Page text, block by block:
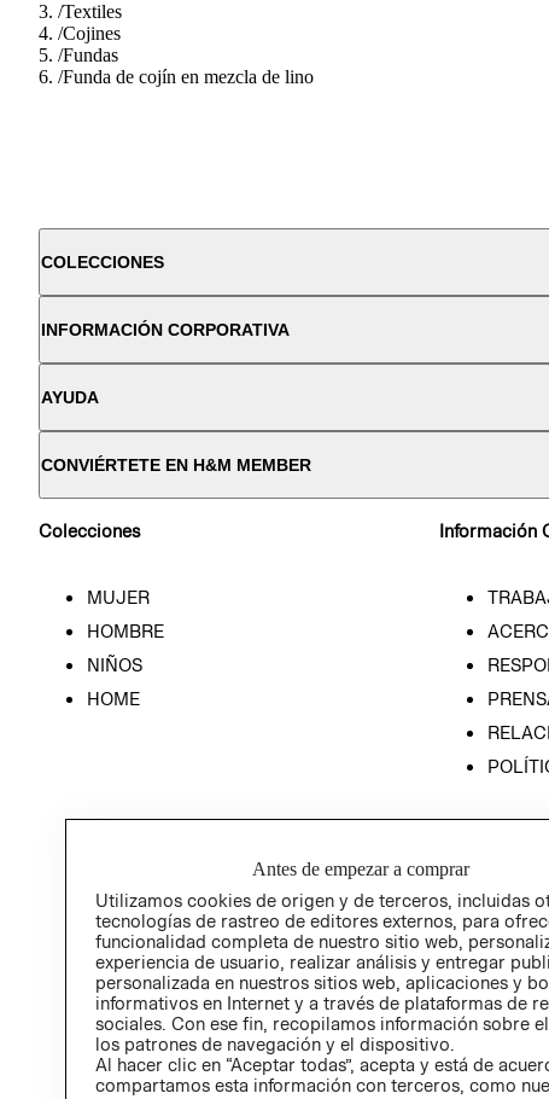
/Textiles
/Cojines
/Fundas
/Funda de cojín en mezcla de lino
COLECCIONES
INFORMACIÓN CORPORATIVA
AYUDA
CONVIÉRTETE EN H&M MEMBER
Colecciones
MUJER
HOMBRE
NIÑOS
HOME
Información
Antes de empezar a comprar
Utilizamos cookies de origen y de terceros, incluidas
tecnologías de rastreo de editores externos, para
funcionalidad completa de nuestro sitio web,
experiencia de usuario, realizar análisis y entregar
personalizada en nuestros sitios web, aplicaciones y
informativos en Internet y a través de plataformas de
sociales. Con ese fin, recopilamos información sobre el
los patrones de navegación y el dispositivo.
Al hacer clic en “Aceptar todas”, acepta y está de
compartamos esta información con terceros, como